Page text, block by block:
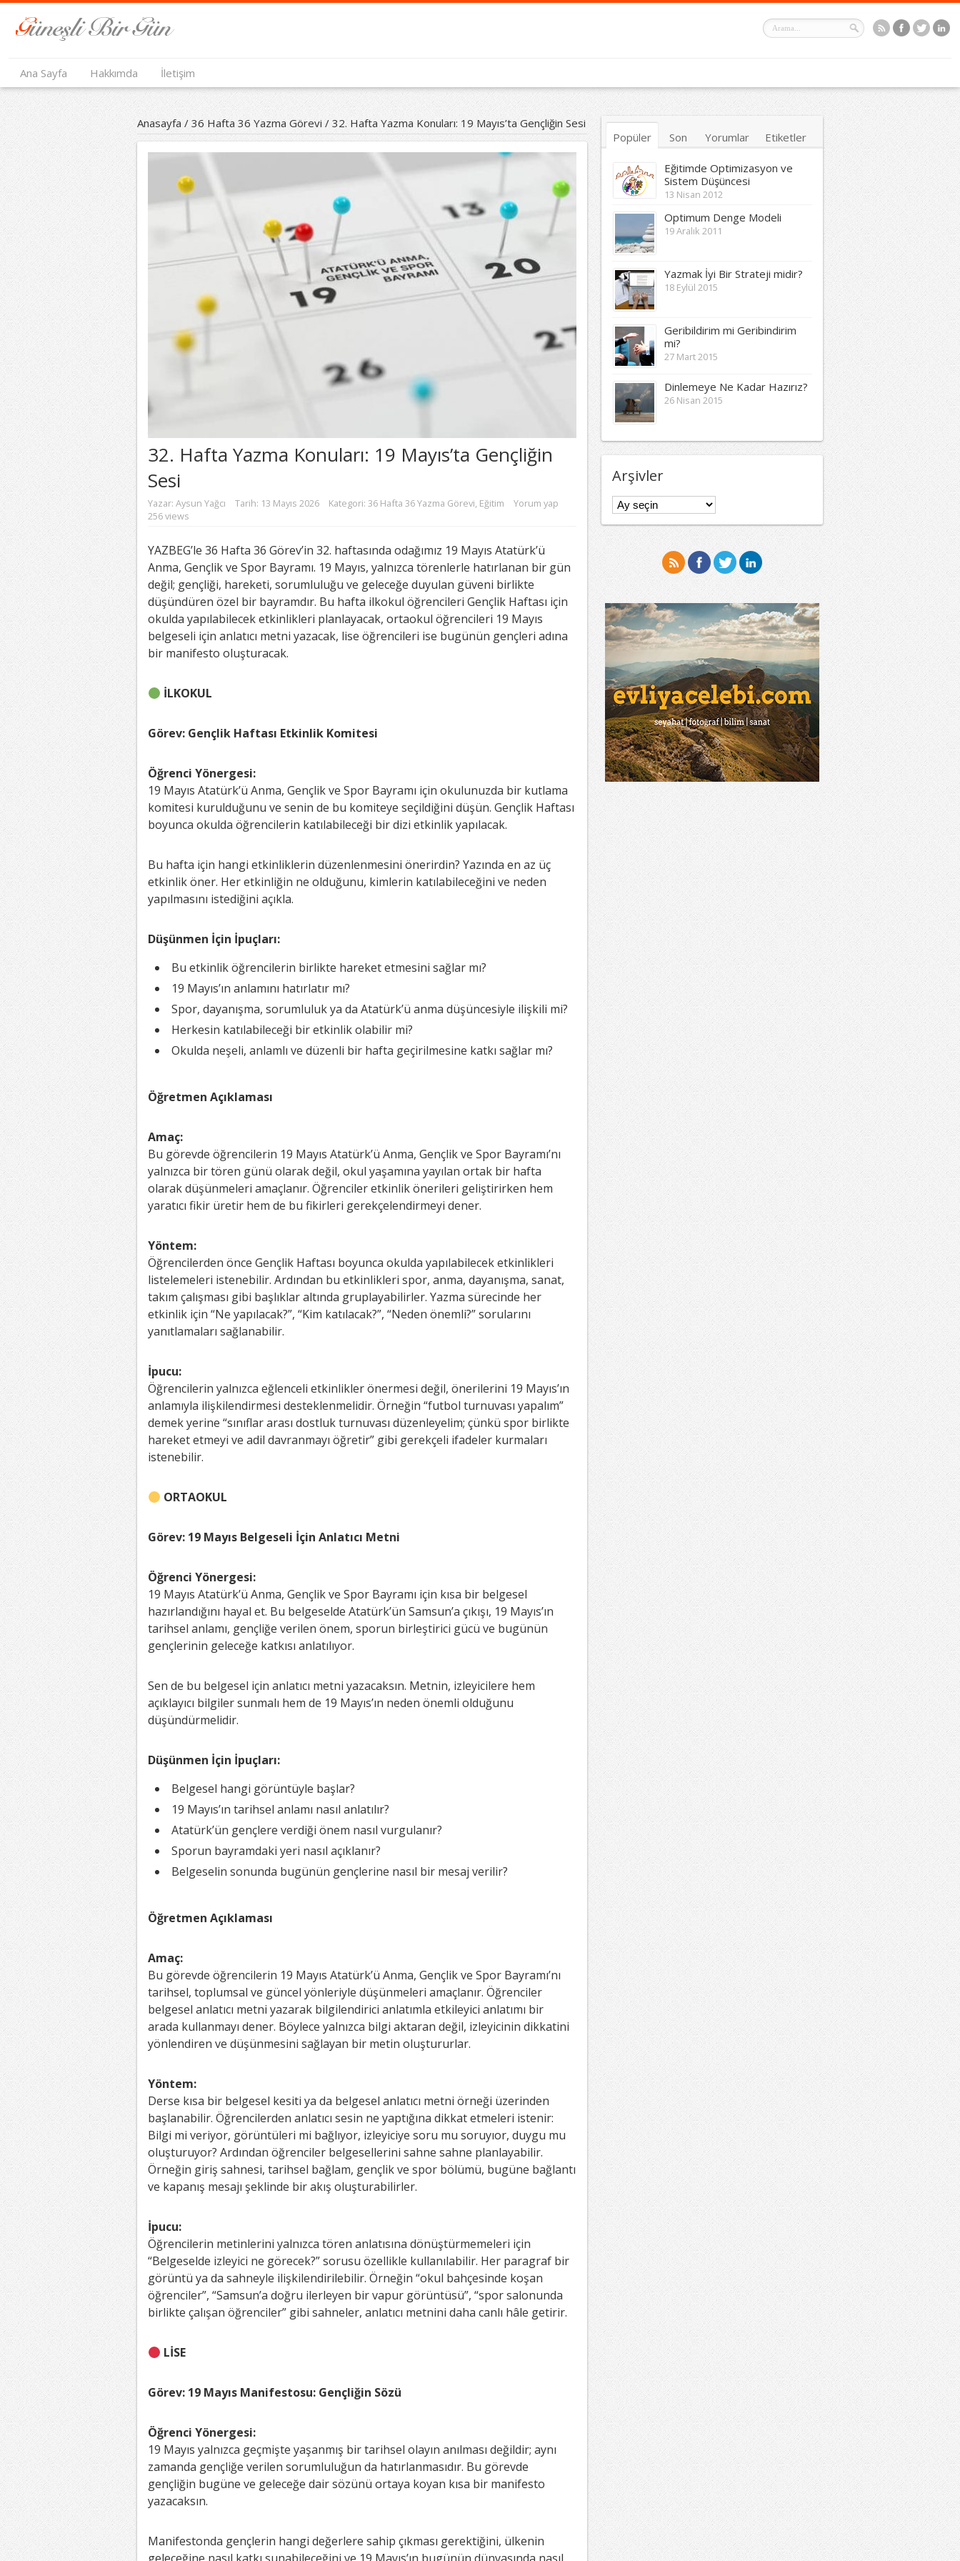
Ana Sayfa Hakkımda İletişim
Anasayfa /36 Hafta 36 Yazma Görevi /32. Hafta Yazma Konuları: 19 Mayıs’ta Gençliğin Sesi
32. Hafta Yazma Konuları: 19 Mayıs’ta Gençliğin
Sesi
Yazar: Aysun Yağcı Tarih: 13 Mayıs 2026 Kategori: 36 Hafta 36 Yazma Görevi, Eğitim
Yorum yap
256 views
YAZBEG’le 36 Hafta 36 Görev’in 32. haftasında odağımız 19 Mayıs Atatürk’ü
Anma, Gençlik ve Spor Bayramı. 19 Mayıs, yalnızca törenlerle hatırlanan bir gün
değil; gençliği, hareketi, sorumluluğu ve geleceğe duyulan güveni birlikte
düşündüren özel bir bayramdır. Bu hafta ilkokul öğrencileri Gençlik Haftası için
okulda yapılabilecek etkinlikleri planlayacak, ortaokul öğrencileri 19 Mayıs
belgeseli için anlatıcı metni yazacak, lise öğrencileri ise bugünün gençleri adına
bir manifesto oluşturacak.
İLKOKUL
Görev: Gençlik Haftası Etkinlik Komitesi
Öğrenci Yönergesi:
19 Mayıs Atatürk’ü Anma, Gençlik ve Spor Bayramı için okulunuzda bir kutlama
komitesi kurulduğunu ve senin de bu komiteye seçildiğini düşün. Gençlik Haftası
boyunca okulda öğrencilerin katılabileceği bir dizi etkinlik yapılacak.
Bu hafta için hangi etkinliklerin düzenlenmesini önerirdin? Yazında en az üç
etkinlik öner. Her etkinliğin ne olduğunu, kimlerin katılabileceğini ve neden
yapılmasını istediğini açıkla.
Düşünmen İçin İpuçları:
Bu etkinlik öğrencilerin birlikte hareket etmesini sağlar mı?
19 Mayıs’ın anlamını hatırlatır mı?
Spor, dayanışma, sorumluluk ya da Atatürk’ü anma düşüncesiyle ilişkili mi?
Herkesin katılabileceği bir etkinlik olabilir mi?
Okulda neşeli, anlamlı ve düzenli bir hafta geçirilmesine katkı sağlar mı?
Öğretmen Açıklaması
Amaç:
Bu görevde öğrencilerin 19 Mayıs Atatürk’ü Anma, Gençlik ve Spor Bayramı’nı
yalnızca bir tören günü olarak değil, okul yaşamına yayılan ortak bir hafta
olarak düşünmeleri amaçlanır. Öğrenciler etkinlik önerileri geliştirirken hem
yaratıcı fikir üretir hem de bu fikirleri gerekçelendirmeyi dener.
Yöntem:
Öğrencilerden önce Gençlik Haftası boyunca okulda yapılabilecek etkinlikleri
listelemeleri istenebilir. Ardından bu etkinlikleri spor, anma, dayanışma, sanat,
takım çalışması gibi başlıklar altında gruplayabilirler. Yazma sürecinde her
etkinlik için “Ne yapılacak?”, “Kim katılacak?”, “Neden önemli?” sorularını
yanıtlamaları sağlanabilir.
İpucu:
Öğrencilerin yalnızca eğlenceli etkinlikler önermesi değil, önerilerini 19 Mayıs’ın
anlamıyla ilişkilendirmesi desteklenmelidir. Örneğin “futbol turnuvası yapalım”
demek yerine “sınıflar arası dostluk turnuvası düzenleyelim; çünkü spor birlikte
hareket etmeyi ve adil davranmayı öğretir” gibi gerekçeli ifadeler kurmaları
istenebilir.
ORTAOKUL
Görev: 19 Mayıs Belgeseli İçin Anlatıcı Metni
Öğrenci Yönergesi:
19 Mayıs Atatürk’ü Anma, Gençlik ve Spor Bayramı için kısa bir belgesel
hazırlandığını hayal et. Bu belgeselde Atatürk’ün Samsun’a çıkışı, 19 Mayıs’ın
tarihsel anlamı, gençliğe verilen önem, sporun birleştirici gücü ve bugünün
gençlerinin geleceğe katkısı anlatılıyor.
Sen de bu belgesel için anlatıcı metni yazacaksın. Metnin, izleyicilere hem
açıklayıcı bilgiler sunmalı hem de 19 Mayıs’ın neden önemli olduğunu
düşündürmelidir.
Düşünmen İçin İpuçları:
Belgesel hangi görüntüyle başlar?
19 Mayıs’ın tarihsel anlamı nasıl anlatılır?
Atatürk’ün gençlere verdiği önem nasıl vurgulanır?
Sporun bayramdaki yeri nasıl açıklanır?
Belgeselin sonunda bugünün gençlerine nasıl bir mesaj verilir?
Öğretmen Açıklaması
Amaç:
Bu görevde öğrencilerin 19 Mayıs Atatürk’ü Anma, Gençlik ve Spor Bayramı’nı
tarihsel, toplumsal ve güncel yönleriyle düşünmeleri amaçlanır. Öğrenciler
belgesel anlatıcı metni yazarak bilgilendirici anlatımla etkileyici anlatımı bir
arada kullanmayı dener. Böylece yalnızca bilgi aktaran değil, izleyicinin dikkatini
yönlendiren ve düşünmesini sağlayan bir metin oluştururlar.
Yöntem:
Derse kısa bir belgesel kesiti ya da belgesel anlatıcı metni örneği üzerinden
başlanabilir. Öğrencilerden anlatıcı sesin ne yaptığına dikkat etmeleri istenir:
Bilgi mi veriyor, görüntüleri mi bağlıyor, izleyiciye soru mu soruyıor, duygu mu
oluşturuyor? Ardından öğrenciler belgesellerini sahne sahne planlayabilir.
Örneğin giriş sahnesi, tarihsel bağlam, gençlik ve spor bölümü, bugüne bağlantı
ve kapanış mesajı şeklinde bir akış oluşturabilirler.
İpucu:
Öğrencilerin metinlerini yalnızca tören anlatısına dönüştürmemeleri için
“Belgeselde izleyici ne görecek?” sorusu özellikle kullanılabilir. Her paragraf bir
görüntü ya da sahneyle ilişkilendirilebilir. Örneğin “okul bahçesinde koşan
öğrenciler”, “Samsun’a doğru ilerleyen bir vapur görüntüsü”, “spor salonunda
birlikte çalışan öğrenciler” gibi sahneler, anlatıcı metnini daha canlı hâle getirir.
LİSE
Görev: 19 Mayıs Manifestosu: Gençliğin Sözü
Öğrenci Yönergesi:
19 Mayıs yalnızca geçmişte yaşanmış bir tarihsel olayın anılması değildir; aynı
zamanda gençliğe verilen sorumluluğun da hatırlanmasıdır. Bu görevde
gençliğin bugüne ve geleceğe dair sözünü ortaya koyan kısa bir manifesto
yazacaksın.
Manifestonda gençlerin hangi değerlere sahip çıkması gerektiğini, ülkenin
Popüler Son Yorumlar Etiketler
Eğitimde Optimizasyon ve
Sistem Düşüncesi
13 Nisan 2012
Optimum Denge Modeli
19 Aralık 2011
Yazmak İyi Bir Strateji midir?
18 Eylül 2015
Geribildirim mi Geribindirim
mi?
27 Mart 2015
Dinlemeye Ne Kadar Hazırız?
26 Nisan 2015
Arşivler
Arşivler